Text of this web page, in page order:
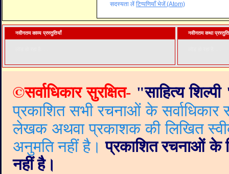
सदस्यता लें टिप्पणियाँ भेजें (Atom)
नवीनतम काव्य प्रस्तुतियाँ नवीनतम कथा
©सर्वाधिकार सुरक्षित- "साहित्य शिल्पी
प्रकाशित सभी रचनाओं के
लेखक अथवा प्रकाशक की लिखित
अनुमति नहीं है। प्रकाशित रचनाओं के
नहीं है।